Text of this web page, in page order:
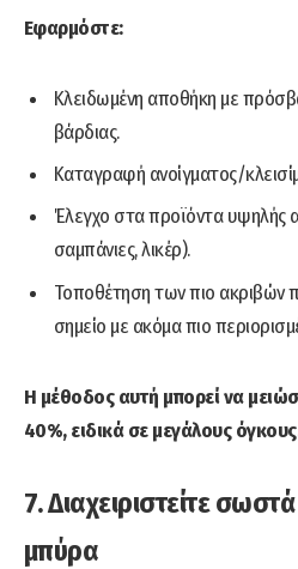
Εφαρμόστε:
Κλειδωμένη αποθήκη με
βάρδιας.
Καταγραφή ανοίγματος/
Έλεγχο στα προϊόντα υψηλής
σαμπάνιες, λικέρ).
Τοποθέτηση των πιο ακριβών
σημείο με ακόμα πιο
Η μέθοδος αυτή μπορεί να
40%, ειδικά σε μεγάλους
7. Διαχειριστείτε
μπύρα